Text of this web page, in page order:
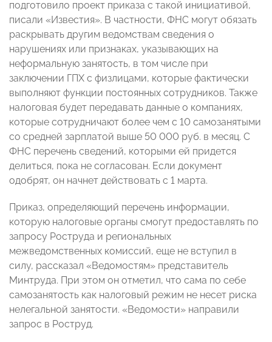
подготовило проект приказа с такой инициативой,
писали «Известия». В частности, ФНС могут обязать
раскрывать другим ведомствам сведения о
нарушениях или признаках, указывающих на
неформальную занятость, в том числе при
заключении ГПХ с физлицами, которые фактически
выполняют функции постоянных сотрудников. Также
налоговая будет передавать данные о компаниях,
которые сотрудничают более чем с 10 самозанятыми
со средней зарплатой выше 50 000 руб. в месяц. С
ФНС перечень сведений, которыми ей придется
делиться, пока не согласован. Если документ
одобрят, он начнет действовать с 1 марта.
Приказ, определяющий перечень информации,
которую налоговые органы смогут предоставлять по
запросу Роструда и региональных
межведомственных комиссий, еще не вступил в
силу, рассказал «Ведомостям» представитель
Минтруда. При этом он отметил, что сама по себе
самозанятость как налоговый режим не несет риска
нелегальной занятости. «Ведомости» направили
запрос в Роструд.